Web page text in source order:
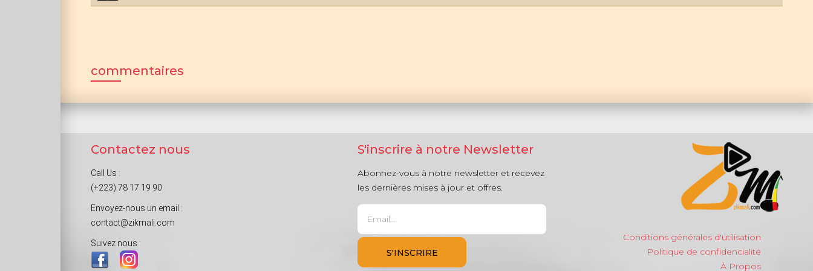
commentaires
Contactez nous
Call Us :
(+223) 78 17 19 90
Envoyez-nous un email :
contact@zikmali.com
Suivez nous :
S'inscrire à notre Newsletter
Abonnez-vous à notre newsletter et recevez
les dernières mises à jour et offres.
Conditions générales d'utilisation
Politique de confidencialité
À Propos